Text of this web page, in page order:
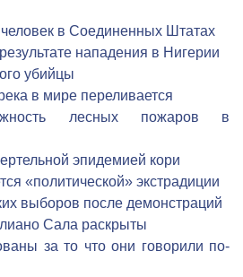
в Соединенных Штатах
нападения в Нигерии
убийцы
в мире переливается
лесных пожаров в
эпидемией кори
«политической» экстрадиции
выборов после демонстраций
Сала раскрыты
за то что они говорили по-